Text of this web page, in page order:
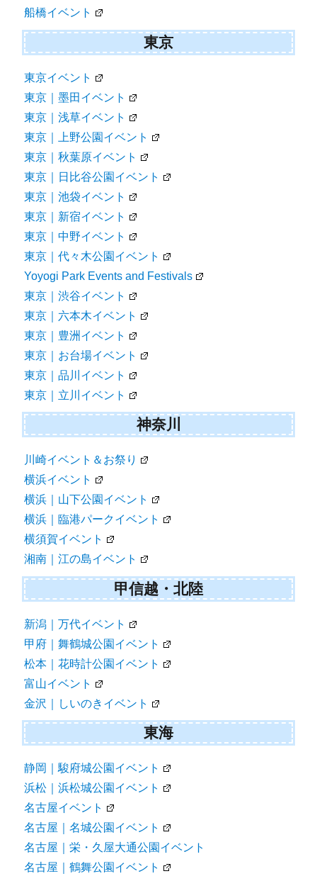
船橋イベント
東京
東京イベント
東京｜墨田イベント
東京｜浅草イベント
東京｜上野公園イベント
東京｜秋葉原イベント
東京｜日比谷公園イベント
東京｜池袋イベント
東京｜新宿イベント
東京｜中野イベント
東京｜代々木公園イベント
Yoyogi Park Events and Festivals
東京｜渋谷イベント
東京｜六本木イベント
東京｜豊洲イベント
東京｜お台場イベント
東京｜品川イベント
東京｜立川イベント
神奈川
川崎イベント＆お祭り
横浜イベント
横浜｜山下公園イベント
横浜｜臨港パークイベント
横須賀イベント
湘南｜江の島イベント
甲信越・北陸
新潟｜万代イベント
甲府｜舞鶴城公園イベント
松本｜花時計公園イベント
富山イベント
金沢｜しいのきイベント
東海
静岡｜駿府城公園イベント
浜松｜浜松城公園イベント
名古屋イベント
名古屋｜名城公園イベント
名古屋｜栄・久屋大通公園イベント
名古屋｜鶴舞公園イベント